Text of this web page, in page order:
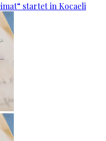
startet in Kocaeli